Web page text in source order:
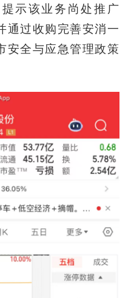
示该业务尚处推广
通过收购完善安消一
安全与应急管理政策